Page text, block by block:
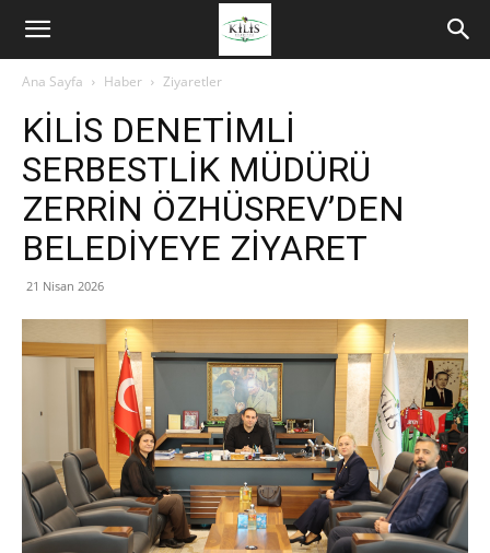
Ana Sayfa Haber Ziyaretler
KİLİS DENETİMLİ
SERBESTLİK MÜDÜRÜ
ZERRİN ÖZHÜSREV’DEN
BELEDİYEYE ZİYARET
21 Nisan 2026